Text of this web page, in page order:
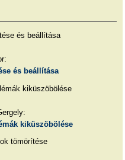
és beállítása
kiküszöbölése